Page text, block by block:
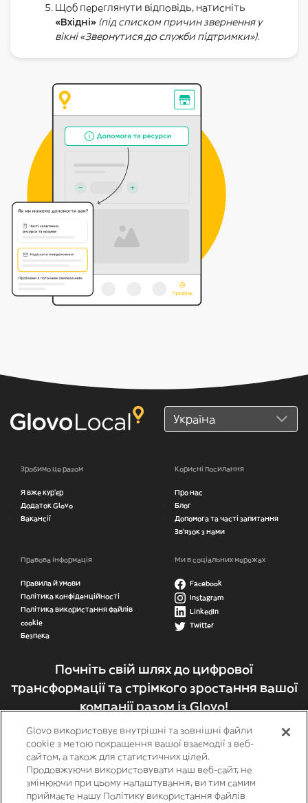
Щоб переглянути відповідь, натисніть
«Вхідні» (під списком причин звернення у
вікні «Звернутися до служби підтримки»).
Зробимо це разом
Я вже кур'єр
Додаток Glovo
Вакансії
Корисні посилання
Про нас
Блог
Допомога та часті запитання
Зв’язок з нами
Правова інформація
Правила й умови
Політика конфіденційності
Політика використання файлів
cookie
Безпека
Ми в соціальних мережах
Facebook
Instagram
LinkedIn
Twitter
Почніть свій шлях до цифрової
трансформації та стрімкого зростання вашої
компанії разом із Glovo!
Стати партнером
Glovo використовує внутрішні та зовнішні файли
cookie з метою покращення вашої взаємодії з веб-
сайтом, а також для статистичних цілей.
Продовжуючи використовувати наш веб-сайт, не
змінюючи при цьому налаштування, ви тим самим
приймаєте нашу Політику використання файлів